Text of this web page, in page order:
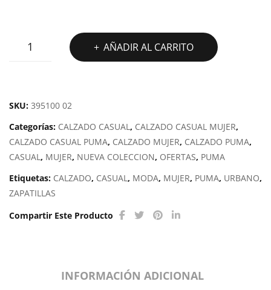
KARMEN
AÑADIR AL CARRITO
SKU: 395100 02
Categorías: CALZADO CASUAL, CALZADO CASUAL MUJER,
CALZADO CASUAL PUMA, CALZADO MUJER, CALZADO PUMA,
CASUAL, MUJER, NUEVA COLECCION, OFERTAS, PUMA
Etiquetas: CALZADO, CASUAL, MODA, MUJER, PUMA, URBANO,
ZAPATILLAS
Compartir Este Producto
INFORMACIÓN ADICIONAL